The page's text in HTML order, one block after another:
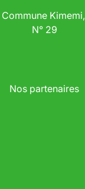
N° 29
Nos partenaires